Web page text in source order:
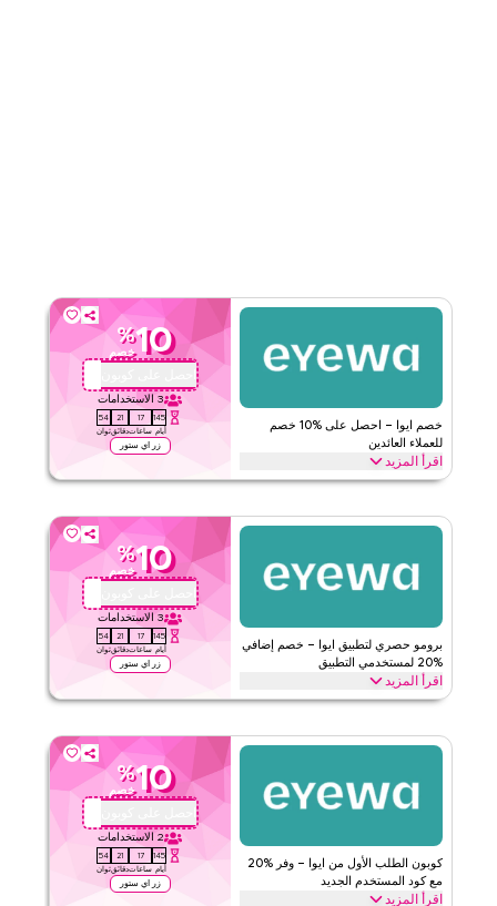
خصم ايوا – احصل على %10 خصم
للعملاء العائدين
اقرأ المزيد
10
%
خصم
احصل على كوبون
3 الاستخدامات
145
أيام
17
ساعات
21
دقائق
53
ثوان
زر اي ستور
هل تعود إلى ايوا؟ استخدم هذا كود كوبون الولاء لتوفير %10 فورًا على
الحد الأدنى للطلب
ويب/تطبيق
الفئات
على مستوى الموقع
برومو حصري لتطبيق ايوا – خصم إضافي
%20 لمستخدمي التطبيق
اقرأ المزيد
10
%
خصم
احصل على كوبون
3 الاستخدامات
145
أيام
17
ساعات
21
دقائق
53
ثوان
زر اي ستور
احصل على خصم إضافي %20 عند التسوق من خلال تطبيق ايوا. قم
لمستخدمي التطبيق فقط على جميع مشترياتك.
الأحكام والشروط
الحد الأدنى للطلب
ينطبق على
ويب/تطبيق
الفئات
على مستوى الموقعكوبون الطلب الأول من ايوا – وفر %20
مع كود المستخدم الجديد
اقرأ المزيد
10
%
خصم
احصل على كوبون
2 الاستخدامات
145
أيام
17
ساعات
21
دقائق
53
ثوان
زر اي ستور